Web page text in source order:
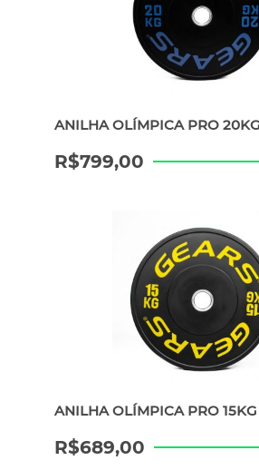
ANILHA OLÍMPICA PRO
R$799,00
ANILHA OLÍMPICA PRO 15KG
R$689,00